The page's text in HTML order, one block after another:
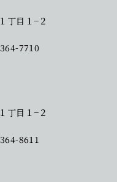
丁目１−２
7710
丁目１−２
8611